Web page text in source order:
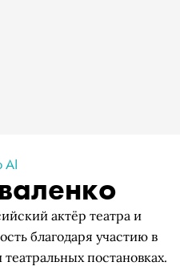
AI
актёр театра и
благодаря участию в
постановках.